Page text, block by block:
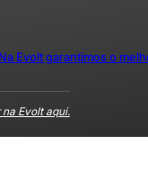
Na Evolt garantimos o
Evolt aqui.